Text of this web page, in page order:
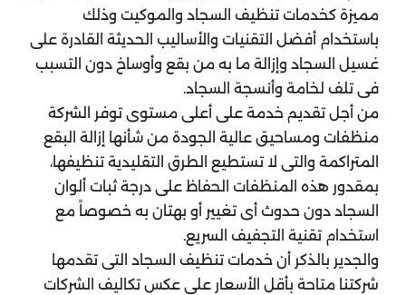
مميزة كخدمات تنظيف السجاد والموكيت وذلك
باستخدام أفضل التقنيات والأساليب الحديثة القادرة على
غسيل السجاد وإزالة ما به من بقع وأوساخ دون التسبب
فى تلف لخامة وأنسجة السجاد.
من أجل تقديم خدمة على أعلى مستوى توفر الشركة
منظفات ومساحيق عالية الجودة من شأنها إزالة البقع
المتراكمة والتى لا تستطيع الطرق التقليدية تنظيفها،
بمقدور هذه المنظفات الحفاظ على درجة ثبات ألوان
السجاد دون حدوث أى تغيير أو بهتان به خصوصاً مع
استخدام تقنية التجفيف السريع.
والجدير بالذكر أن خدمات تنظيف السجاد التى تقدمها
شركتنا متاحة بأقل الأسعار على عكس تكاليف الشركات